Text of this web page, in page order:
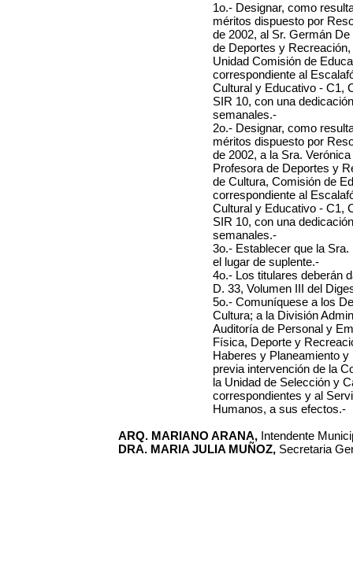
1o.- Designar, como
méritos dispuesto por
de 2002, al Sr. Germán
de Deportes y
Unidad Comisión de
correspondiente al
Cultural y Educativo - C1,
SIR 10, con una
semanales.-
2o.- Designar, como
méritos dispuesto por
de 2002, a la Sra.
Profesora de Deportes y
de Cultura, Comisión de
correspondiente al
Cultural y Educativo - C1,
SIR 10, con una
semanales.-
3o.- Establecer que la
el lugar de suplente.-
4o.- Los titulares deberán
D. 33, Volumen III del
5o.- Comuníquese a los
Cultura; a la División
Auditoría de Personal y
Física, Deporte y
Haberes y Planeamiento
previa intervención de la
la Unidad de Selección y
correspondientes y al
Humanos, a sus efectos.-
ARQ. MARIANO ARANA, Intendente
DRA. MARIA JULIA MUÑOZ, Secretaria